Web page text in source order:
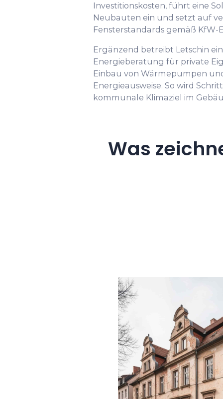
Investitionskosten, führt eine
Neubauten ein und setzt auf
Fensterstandards gemäß KfW-
Ergänzend betreibt Letschin
Energieberatung für private
Einbau von Wärmepumpen
Energieausweise. So wird
kommunale Klimaziel im
Was